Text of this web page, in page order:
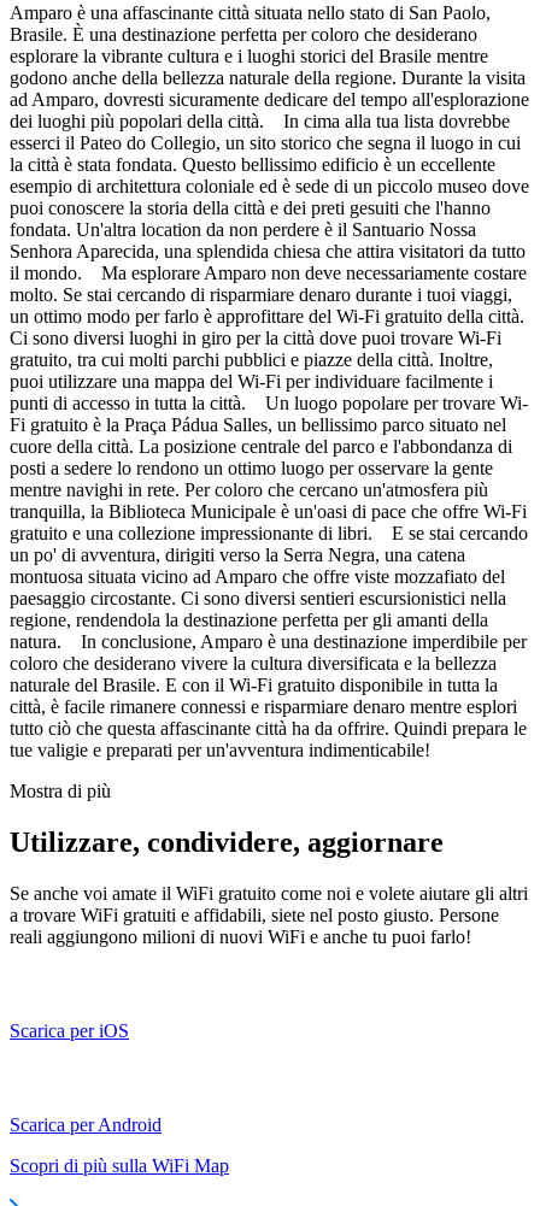
Amparo è una affascinante città situata nello stato di San Paolo,
Brasile. È una destinazione perfetta per coloro che desiderano
esplorare la vibrante cultura e i luoghi storici del Brasile mentre
godono anche della bellezza naturale della regione. Durante la visita
ad Amparo, dovresti sicuramente dedicare del tempo all'esplorazione
dei luoghi più popolari della città. In cima alla tua lista dovrebbe
esserci il Pateo do Collegio, un sito storico che segna il luogo in cui
la città è stata fondata. Questo bellissimo edificio è un eccellente
esempio di architettura coloniale ed è sede di un piccolo museo dove
puoi conoscere la storia della città e dei preti gesuiti che l'hanno
fondata. Un'altra location da non perdere è il Santuario Nossa
Senhora Aparecida, una splendida chiesa che attira visitatori da tutto
il mondo. Ma esplorare Amparo non deve necessariamente costare
molto. Se stai cercando di risparmiare denaro durante i tuoi viaggi,
un ottimo modo per farlo è approfittare del Wi-Fi gratuito della città.
Ci sono diversi luoghi in giro per la città dove puoi trovare Wi-Fi
gratuito, tra cui molti parchi pubblici e piazze della città. Inoltre,
puoi utilizzare una mappa del Wi-Fi per individuare facilmente i
punti di accesso in tutta la città. Un luogo popolare per trovare Wi-
Fi gratuito è la Praça Pádua Salles, un bellissimo parco situato nel
cuore della città. La posizione centrale del parco e l'abbondanza di
posti a sedere lo rendono un ottimo luogo per osservare la gente
mentre navighi in rete. Per coloro che cercano un'atmosfera più
tranquilla, la Biblioteca Municipale è un'oasi di pace che offre Wi-Fi
gratuito e una collezione impressionante di libri. E se stai cercando
un po' di avventura, dirigiti verso la Serra Negra, una catena
montuosa situata vicino ad Amparo che offre viste mozzafiato del
paesaggio circostante. Ci sono diversi sentieri escursionistici nella
regione, rendendola la destinazione perfetta per gli amanti della
natura. In conclusione, Amparo è una destinazione imperdibile per
coloro che desiderano vivere la cultura diversificata e la bellezza
naturale del Brasile. E con il Wi-Fi gratuito disponibile in tutta la
città, è facile rimanere connessi e risparmiare denaro mentre esplori
tutto ciò che questa affascinante città ha da offrire. Quindi prepara le
tue valigie e preparati per un'avventura indimenticabile!
Mostra di più
Utilizzare, condividere, aggiornare
Se anche voi amate il WiFi gratuito come noi e volete aiutare gli altri
a trovare WiFi gratuiti e affidabili, siete nel posto giusto. Persone
reali aggiungono milioni di nuovi WiFi e anche tu puoi farlo!
Scarica per iOS
Scarica per Android
Scopri di più sulla WiFi Map